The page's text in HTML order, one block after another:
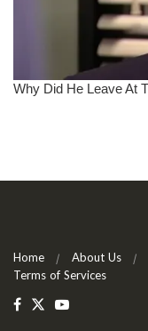
Home About Us
Terms of Services